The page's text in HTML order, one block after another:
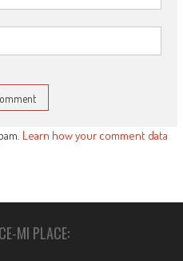
Learn how your comment data
CE-MI PLACE: